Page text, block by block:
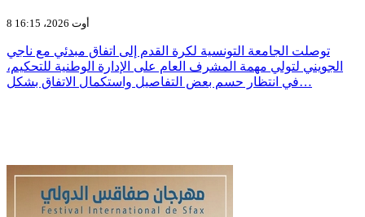
8 أوت 2026، 16:15
توصلت الجامعة التونسية لكرة القدم إلى اتفاق مبدئي مع ناجي
الجويني لتولي مهمة المشرف العام على الإدارة الوطنية للتحكيم،
في انتظار حسم بعض التفاصيل واستكمال الاتفاق بشكل…